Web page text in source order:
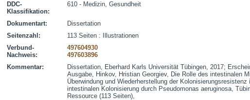
DDC-
Klassifikation:
610 - Medizin, Gesundheit
Dokumentart:
Dissertation
Seitenzahl:
113 Seiten : Illustrationen
Verbund-
Nachweis:
497604930
497603896
Kommentar:
Dissertation, Eberhard Karls Universität Tübingen, 2017;
Ausgabe, Hinkov, Hristian Georgiev, Die Rolle des intestinalen
Überwindung und Wiederherstellung der
intestinalen Kolonisierung durch Pseudomonas aeruginosa,
Ressource (113 Seiten),